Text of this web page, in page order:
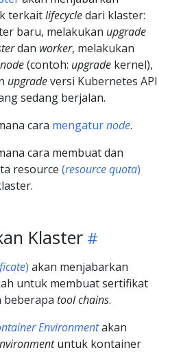
terkaitlifecycledari klaster:
baru, melakukan upgrade
dan worker, melakukan
node(contoh: upgrade kernel),
upgradeversi Kubernetes API
sedang berjalan.
cara mengaturnode.
cara membuat dan
resource (resource quota)
Klaster
) akan menjabarkan
untuk membuat sertifikat
beberapa tool chains.
Environmentakan
untuk kontainer